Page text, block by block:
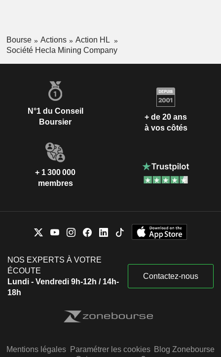
Bourse Actions
Action HL
Société Hecla Mining Company
N°1 du Conseil
Boursier
+ de 20 ans
à vos côtés
+ 1 300 000
membres
NOS EXPERTS À VOTRE
ÉCOUTE
Lundi - Vendredi 9h-12h / 14h-
18h
Contactez-nous
Mentions légales Paramétrer les cookies Blog Zonebourse